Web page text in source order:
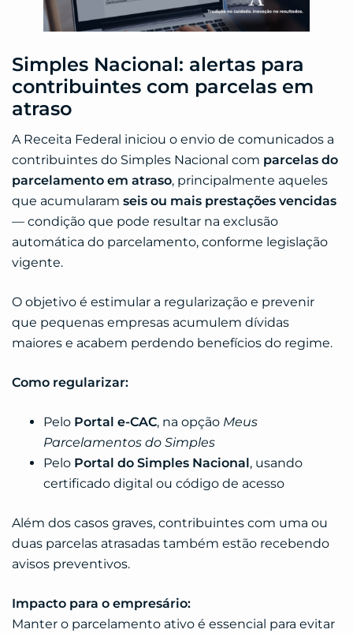
Simples Nacional: alertas para
contribuintes com parcelas em
atraso
A Receita Federal iniciou o envio de comunicados a
contribuintes do Simples Nacional com parcelas do
parcelamento em atraso, principalmente aqueles
que acumularam seis ou mais prestações vencidas
— condição que pode resultar na exclusão
automática do parcelamento, conforme legislação
vigente.
O objetivo é estimular a regularização e prevenir
que pequenas empresas acumulem dívidas
maiores e acabem perdendo benefícios do regime.
Como regularizar:
Pelo Portal e-CAC, na opção Meus
Parcelamentos do Simples
Pelo Portal do Simples Nacional, usando
certificado digital ou código de acesso
Além dos casos graves, contribuintes com uma ou
duas parcelas atrasadas também estão recebendo
avisos preventivos.
Impacto para o empresário:
Manter o parcelamento ativo é essencial para evitar